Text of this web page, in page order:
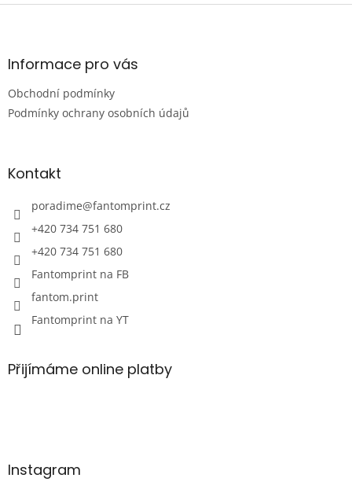
Z
aInformace pro vás
Obchodní podmínky
Podmínky ochrany osobních údajů
Kontakt
poradime@fantomprint.cz
+420 734 751 680
+420 734 751 680
Fantomprint na FB
fantom.print
Fantomprint na YT
Přijímáme online platby
Instagram